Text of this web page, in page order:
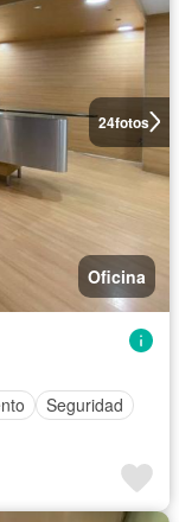
24fotos
Oficina
Seguridad